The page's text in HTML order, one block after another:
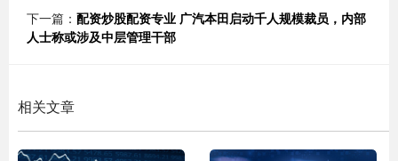
下一篇： 配资炒股配资专业 广汽本田启动千人规模裁员，内部
人士称或涉及中层管理干部
相关文章